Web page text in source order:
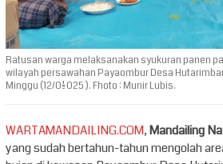
Ratusan warga melaksanakan syukuran panen
wilayah persawahan Payaombur Desa
Minggu (12/01/2025 ). Fhoto : Munir Lubis.
WARTAMANDAILING.COM,Mandailing
yang sudah bertahun-tahun mengolah